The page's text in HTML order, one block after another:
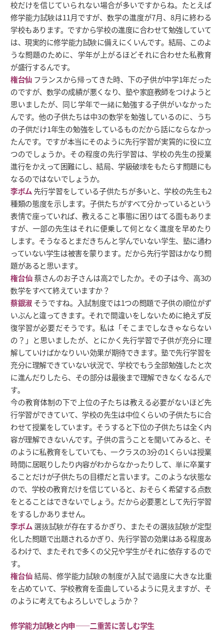
校だけを信じていられない場合が多いですからね。たとえば
修学能力試験は11月ですが、数学の進度が7月、8月に終わる
学校もあります。ですから学校の進度に合わせて勉強していて
は、現実的に修学能力試験に備えにくいんです。結局、このよ
うな問題のために、学年が上がるほどそれに合わせた私教育
が盛行するんです。
権台仙 フランスから帰ってきた時、下の子供が中学1年だった
のですが、数学の成績が悪くなり、塾や家庭教師をつけようと
思いましたが、同じ学年で一緒に勉強する子供がいなかった
んです。他の子供たちは中3の数学を勉強しているのに、うち
の子供だけ1年生の勉強をしているものだから話にならなかっ
たんです。ですが本当にそのように先行学習が実質的に役に立
つのでしょうか。その程度の先行学習は、学校の先生の授業
進行をかえって困難にし、結局、学級破壊をもたらす問題にも
なるのではないでしょうか。
李ボム 先行学習をしている子供たちが多いと、学校の先生も2
種類の態度を示します。子供たちがすべて分かっているという
表情で座っていれば、教えること事態に困りはてる面もありま
すが、一部の先生はそれに便乗して何となく進度を早めたり
します。そうなるとまだきちんと学んでいない学生、塾に通わ
っていない学生は被害を蒙ります。だから先行学習はかなり問
題があると思います。
権台仙蔡さんのお子さんは高2でしたか。その子は今、高3の
数学をすべて終えていますか？
蔡銀淑 そうですね。入試制度では1つの問題で子供の順位がず
いぶんと違ってきます。それで間違いをしないために絶えず反
復学習が必要だそうです。私は「そこまでしなきゃならない
の？」と思いましたが、とにかく先行学習で子供が充分に理
解していけばかなりいい効果が期待できます。塾で先行学習を
充分に理解できていない状況で、学校でもう全部勉強したと次
に進んだりしたら、その部分は最後まで理解できなくなるんで
す。
今の教育体制の下で上位の子たちは教える必要がないほど先
行学習ができていて、学校の先生は中位くらいの子供たちに合
わせて授業をしています。そうすると下位の子供たちは全く内
容が理解できないんです。子供の言うことを聞いてみると、そ
のように私教育をしていても、一クラスの3分の1くらいは授業
時間に居眠りしたり内容がわからなかったりして、単に卒業す
ることだけが子供たちの目標だと言います。このような状態な
ので、学校の教育だけを信じていると、おそらく希望する点数
をとることはできないでしょう。だから必要悪として先行学習
をするしかありません。
李ボム選抜試験が存在するかぎり、またその選抜試験が定型
化した問題で出題されるかぎり、先行学習の効果はある程度あ
るわけで、またそれで多くの父兄や学生がそれに依存するので
す。
権台仙結局、修学能力試験の制度が入試で過度に大きな比重
を占めていて、学校教育を歪曲しているように見えますが、そ
のように考えてもよろしいでしょうか？
修学能力試験と内申――二重苦に苦しむ学生